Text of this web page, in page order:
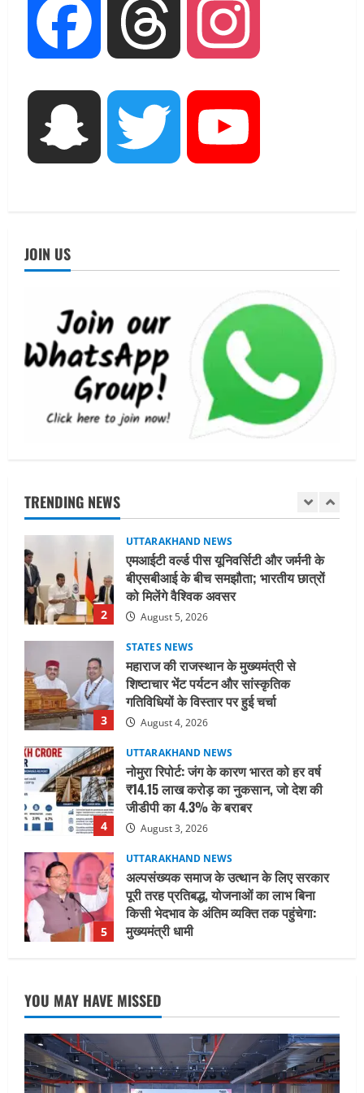
Facebook Threads
Snapchat Twitter
JOIN US
TRENDING NEWS
UTTARAKHAND NEWS
एमआईटी वर्ल्ड पीस यूनिवर्सिटी और जर्मनी के
बीएसबीआई के बीच समझौता; भारतीय छात्रों
August 5, 2026
STATES NEWS
महाराज की राजस्थान के मुख्यमंत्री से
शिष्टाचार भेंट पर्यटन और सांस्कृतिक
5
UTTARAKHAND NEWS
अल्पसंख्यक समाज के उत्थान के लिए सरकार
पूरी तरह प्रतिबद्ध, योजनाओं का लाभ बिना
किसी भेदभाव के अंतिम व्यक्ति तक पहुंचेगा:
मुख्यमंत्री धामी
August 2, 2026
1
UTTARAKHAND NEWS
2
UTTARAKHAND NEWS
एमआईटी वर्ल्ड पीस यूनिवर्सिटी और जर्मनी के
बीएसबीआई के बीच समझौता; भारतीय छात्रों
को मिलेंगे वैश्विक अवसर
August 5, 2026
3
STATES NEWS
महाराज की राजस्थान के मुख्यमंत्री से
शिष्टाचार भेंट पर्यटन और सांस्कृतिक
गतिविधियों के विस्तार पर हुई चर्चा
August 4, 2026
4
UTTARAKHAND NEWS
नोमुरा रिपोर्ट: जंग के कारण भारत को हर वर्ष
₹14.15 लाख करोड़ का नुकसान, जो देश की
जीडीपी का 4.3% के बराबर
August 3, 2026
5
UTTARAKHAND NEWS
अल्पसंख्यक समाज के उत्थान के लिए सरकार
पूरी तरह प्रतिबद्ध, योजनाओं का लाभ बिना
किसी भेदभाव के अंतिम व्यक्ति तक पहुंचेगा:
मुख्यमंत्री धामी
1
ब्यूटीफुल आइज़’ एवं ‘मिस ब्यूटीफुल हेयर’ का
आयोजन
August 5, 2026
UTTARAKHAND NEWS
एमआईटी वर्ल्ड पीस यूनिवर्सिटी और जर्मनी के
YOU MAY HAVE MISSED